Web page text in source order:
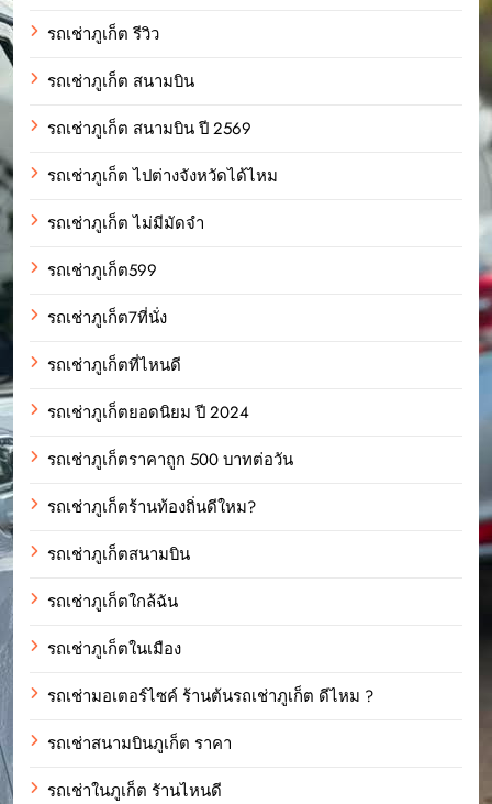
รถเช่าภูเก็ต รีวิว
รถเช่าภูเก็ต สนามบิน
รถเช่าภูเก็ต สนามบิน ปี 2569
รถเช่าภูเก็ต ไปต่างจังหวัดได้ไหม
รถเช่าภูเก็ต ไม่มีมัดจำ
รถเช่าภูเก็ต599
รถเช่าภูเก็ต7ที่นั่ง
รถเช่าภูเก็ตที่ไหนดี
รถเช่าภูเก็ตยอดนิยม ปี 2024
รถเช่าภูเก็ตราคาถูก 500 บาทต่อวัน
รถเช่าภูเก็ตร้านท้องถิ่นดีใหม?
รถเช่าภูเก็ตสนามบิน
รถเช่าภูเก็ตใกล้ฉัน
รถเช่าภูเก็ตในเมือง
รถเช่ามอเตอร์ไซค์ ร้านต้นรถเช่าภูเก็ต ดีไหม ?
รถเช่าสนามบินภูเก็ต ราคา
รถเช่าในภูเก็ต รัานไหนดี